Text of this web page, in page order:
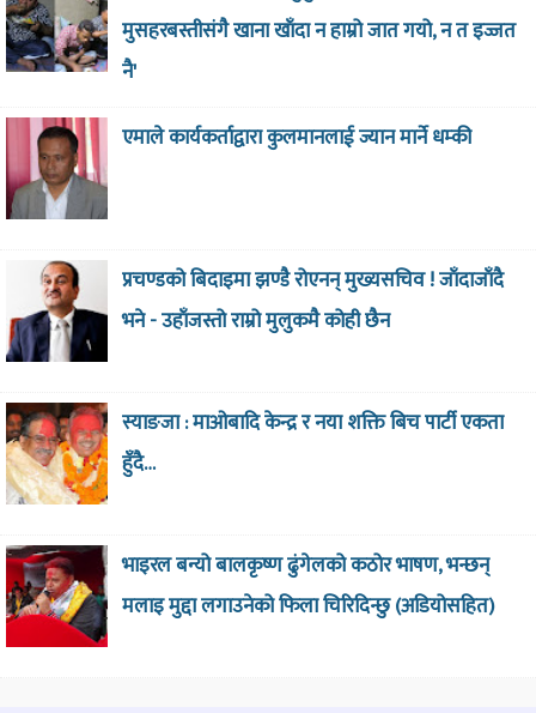
मुसहरबस्तीसंगै खाना खाँदा न हाम्रो जात गयो, न त इज्जत
नै'
एमाले कार्यकर्ताद्वारा कुलमानलाई ज्यान मार्ने धम्की
प्रचण्डको बिदाइमा झण्डै रोएनन् मुख्यसचिव ! जाँदाजाँदै
भने - उहाँजस्तो राम्रो मुलुकमै कोही छैन
स्याङजा : माओबादि केन्द्र र नया शक्ति बिच पार्टी एकता
हुँदै…
भाइरल बन्यो बालकृष्ण ढुंगेलको कठोर भाषण, भन्छन्
मलाइ मुद्दा लगाउनेको फिला चिरिदिन्छु (अडियोसहित)